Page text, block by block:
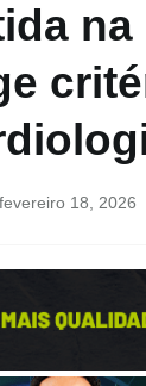
fevereiro 18, 2026